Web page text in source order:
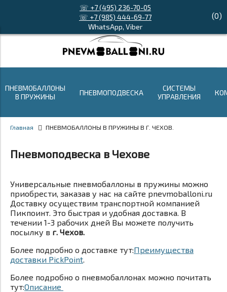
☏ +7 (495) 236-70-05
☏ +7 (985) 444-69-77
WhatsApp, Viber
(0)
ПНЕВМОБАЛЛОНЫ
В ПРУЖИНЫ
ПНЕВМОПОДВЕСКА
СИСТЕМЫ
УПРАВЛЕНИЯ
Главная ПНЕВМОБАЛЛОНЫ В ПРУЖИНЫ В Г. ЧЕХОВ.
Пневмоподвеска в Чехове
Универсальные пневмобаллоны в пружины можно
приобрести, заказав у нас на сайте pnevmoballoni.ru
Доставку осуществим транспортной компанией
Пикпоинт. Это быстрая и удобная доставка. В
течении 1-3 рабочих дней Вы можете получить
посылку в г. Чехов.
Более подробно о доставке тут:Преимущества
доставки PickPoint.
Более подробно о пневмобаллонах можно почитать
тут:Описание